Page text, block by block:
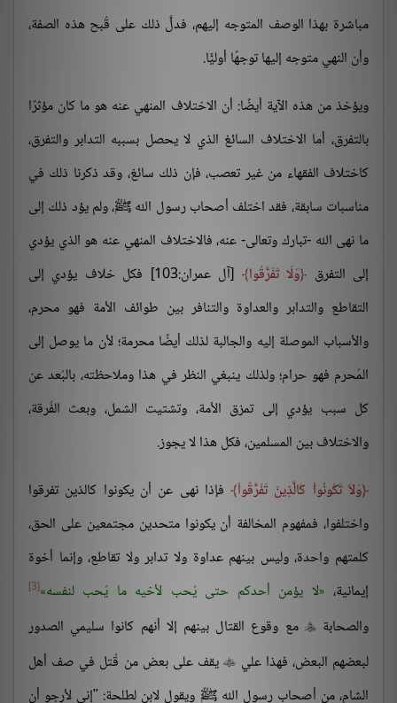
مباشرة بهذا الوصف المتوجه إليهم، فدلَّ ذلك على قُبح هذه الصفة،
وأن النهي متوجه إليها توجهًا أوليًّا.
ويؤخذ من هذه الآية أيضًا: أن الاختلاف المنهي عنه هو ما كان مؤثرًا
بالتفرق، أما الاختلاف السائغ الذي لا يحصل بسببه التدابر والتفرق،
كاختلاف الفقهاء من غير تعصب، فإن ذلك سائغ، وقد ذكرنا ذلك في
مناسبات سابقة، فقد اختلف أصحاب رسول الله ﷺ، ولم يؤد ذلك إلى
ما نهى الله -تبارك وتعالى- عنه، فالاختلاف المنهي عنه هو الذي يؤدي
إلى التفرق
وَلَا تَفَرَّقُوا
[آل عمران:103] فكل خلاف يؤدي إلى
التقاطع والتدابر والعداوة والتنافر بين طوائف الأمة فهو محرم،
والأسباب الموصلة إليه والجالبة لذلك أيضًا محرمة؛ لأن ما يوصل إلى
المُحرم فهو حرام؛ ولذلك ينبغي النظر في هذا وملاحظته، بالبُعد عن
كل سبب يؤدي إلى تمزق الأمة، وتشتيت الشمل، وبعث الفُرقة،
والاختلاف بين المسلمين، فكل هذا لا يجوز.
وَلاَ تَكُونُواْ كَالَّذِينَ تَفَرَّقُواْ فإذا نهى عن أن يكونوا كالذين تفرقوا
واختلفوا، فمفهوم المخالفة أن يكونوا متحدين مجتمعين على الحق،
كلمتهم واحدة، وليس بينهم عداوة ولا تدابر ولا تقاطع، وإنما أخوة
إيمانية،
لا يؤمن أحدكم حتى يُحب لأخيه ما يُحب لنفسه [3]
والصحابة مع وقوع القتال بينهم إلا أنهم كانوا سليمي الصدور
لبعضهم البعض، فهذا علي يقف على بعض من قُتل في صف أهل
الشام، من أصحاب رسول الله ﷺ ويقول لابن لطلحة: "إني لأرجو أن